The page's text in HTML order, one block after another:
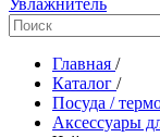
Главная /
Каталог /
Посуда /
Аксессуары